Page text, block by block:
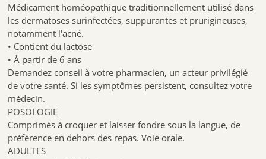
Médicament homéopathique traditionnellement utilisé dans
les dermatoses surinfectées, suppurantes et prurigineuses,
notamment l'acné.
• Contient du lactose
• À partir de 6 ans
Demandez conseil à votre pharmacien, un acteur privilégié
de votre santé. Si les symptômes persistent, consultez votre
médecin.
POSOLOGIE
Comprimés à croquer et laisser fondre sous la langue, de
préférence en dehors des repas. Voie orale.
ADULTES